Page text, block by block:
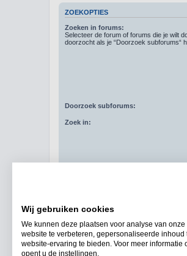
ZOEKOPTIES
Zoeken in forums:
Selecteer de forum of forums die je wilt
doorzocht als je “Doorzoek subforums“
Doorzoek subforums:
Zoek in:
Zoek in berichten van afgelopen:
Geef eerste:
Wij gebruiken cookies
We kunnen deze plaatsen voor analyse van
website te verbeteren, gepersonaliseerde
website-ervaring te bieden. Voor meer informatie
opent u de instellingen.